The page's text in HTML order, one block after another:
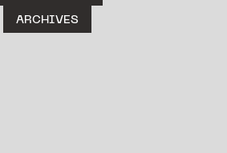
ARCHIVES